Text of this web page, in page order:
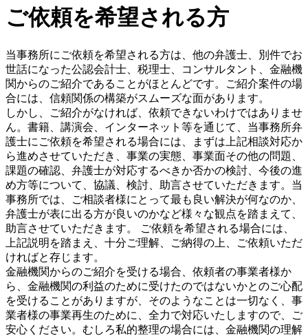
ご依頼を希望される方
当事務所にご依頼を希望される方は、他の弁護士、別件でお
世話になった公認会計士、税理士、コンサルタント、金融機
関からのご紹介であることがほとんどです。ご紹介案件の場
合には、信頼関係の構築がスムーズな面があります。
しかし、ご紹介がなければ、依頼できないわけではありませ
ん。書籍、講演会、インターネット等を通じて、当事務所弁
護士にご依頼を希望される場合には、まずは上記相談対応か
ら進めさせていただき、事業の実態、事業面その他の問題、
課題の確認、弁護士が対応するべきか否かの検討、今後の進
め方等について、協議、検討、助言させていただきます。当
事務所では、ご相談者様にとって最も良い解決が何なのか、
弁護士が表に出る方が良いのかなど様々な観点を踏まえて、
助言させていただきます。 ご依頼を希望される場合には、
上記説明を踏まえ、十分ご理解、ご納得の上、ご依頼いただ
ければと存じます。
金融機関からのご紹介を受ける場合、依頼者の事業者様か
ら、金融機関の利益のために受けたのではないかとのご心配
を受けることがありますが、そのようなことは一切なく、事
業者様の事業再生のために、全力で対応いたしますので、ご
安心ください。むしろ私的整理の場合には、金融機関の理解